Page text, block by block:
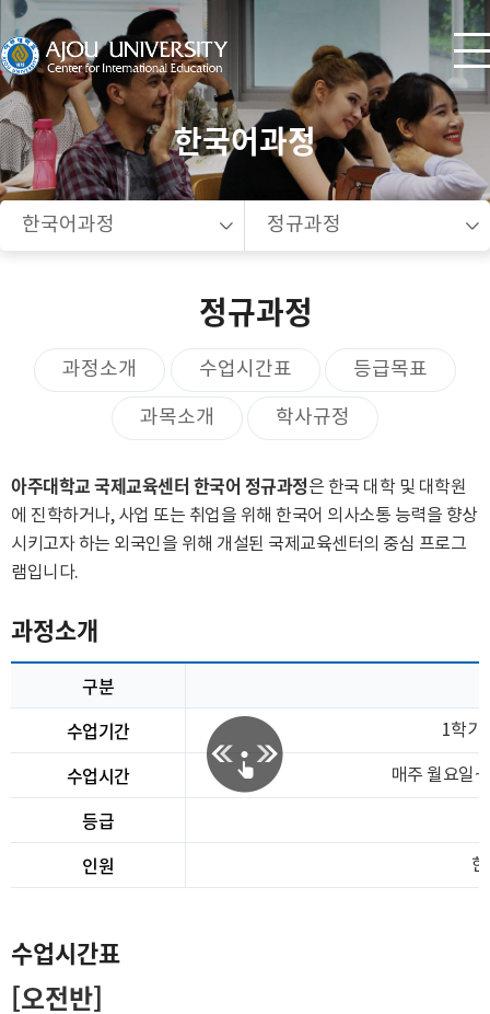
한국어과정
한국어과정 정규과정
정규과정
과정소개 수업시간표 등급목표
과목소개 학사규정
아주대학교 국제교육센터 한국어 정규과정은 한국 대학 및 대학원
에 진학하거나, 사업 또는 취업을 위해 한국어 의사소통 능력을 향상
시키고자 하는 외국인을 위해 개설된 국제교육센터의 중심 프로그
램입니다.
과정소개
구분
수업기간
1학기
수업시간 매주 월요일
등급
인원
수업시간표
[오전반]